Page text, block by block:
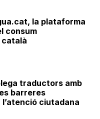
la plataforma
consum
català
traductors amb
barreres
ciutadana